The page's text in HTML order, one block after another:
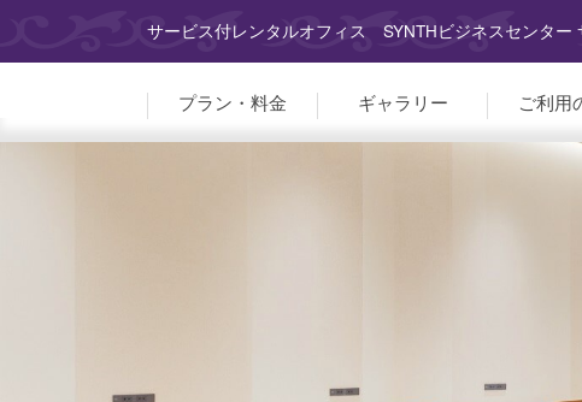
サービス付レンタルオフィス SYNTHビジネスセンター
プラン・料金 ギャラリー ご利用